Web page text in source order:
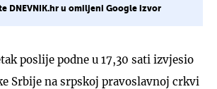
DNEVNIK.hr u omiljeni Google izvor
poslije podne u 17,30 sati izvjesio
Srbije na srpskoj pravoslavnoj crkvi